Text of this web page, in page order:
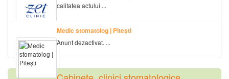
calitatea actului ...
Medic stomatolog | Pitești
Anunt dezactivat. ...